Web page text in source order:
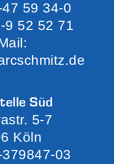
59 34-0
9 52 52 71
Süd
5-7
Köln
03